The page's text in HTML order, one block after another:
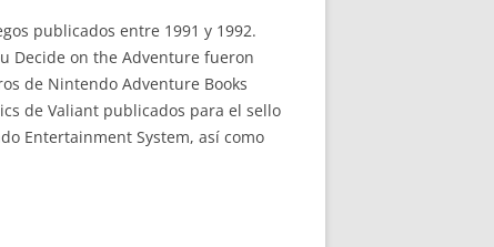
publicados entre 1991 y 1992.
Decide on the Adventure fueron
de Nintendo Adventure Books
de Valiant publicados para el sello
Entertainment System, así como